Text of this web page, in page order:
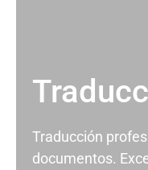
Traducción
documentos.